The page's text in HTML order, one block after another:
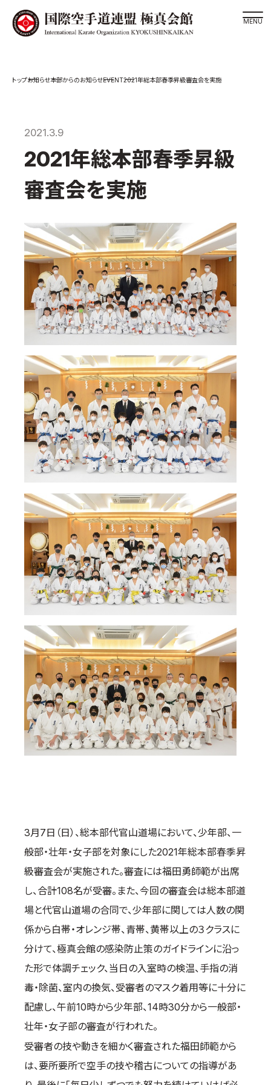
大山倍達総裁 紹介
松井章奎館長 紹介
極真の歴史
極真会館の概要
役員紹介
各委員会紹介
国際空手道連盟について
お知らせ
本部からのお知らせ
支部からのお知らせ
公式大会
公式記録
試合規則
入門のご案内
青少年部・保護者の方へ
一般の部・壮年部の方
会員制度
取材のお申し込み
よくある質問
本サイトについて
プライバシーポリシー
サイトマップ
Language
日本語
English
お知らせ本部からのお知らせEVENT2021年総本部春季昇級審査会を実施
2021.3.9
2021年総本部春季昇級
審査会を実施
3月7日（日）、総本部代官山道場において、少年部、一
般部・壮年・女子部を対象にした2021年総本部春季昇
級審査会が実施された。審査には福田勇師範が出席
し、合計108名が受審。また、今回の審査会は総本部道
場と代官山道場の合同で、少年部に関しては人数の関
係から白帯・オレンジ帯、青帯、黄帯以上の３クラスに
分けて、極真会館の感染防止策のガイドラインに沿っ
た形で体調チェック、当日の入室時の検温、手指の消
毒・除菌、室内の換気、受審者のマスク着用等に十分に
配慮し、午前10時から少年部、14時30分から一般部・
壮年・女子部の審査が行われた。
受審者の技や動きを細かく審査された福田師範から
は、要所要所で空手の技や稽古についての指導があ